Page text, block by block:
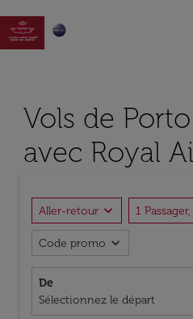

Vols de
avec Royal
Aller-retour expand_more 1
Code promo expand_more
De
Sélectionnez le départ